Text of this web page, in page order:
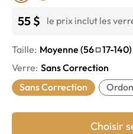
55 $ le prix inclut les
Taille: Moyenne (56 17-140)
Verre: Sans Correction
Sans Correction
Choisir